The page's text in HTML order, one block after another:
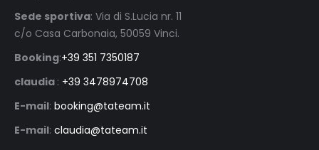
Sede sportiva: Via di S.Lucia nr. 11
c/o Casa Carbonaia, 50059 Vinci.
Booking:+39 351 7350187
claudia : +39 3478974708
E-mail: booking@tateam.it
E-mail: claudia@tateam.it